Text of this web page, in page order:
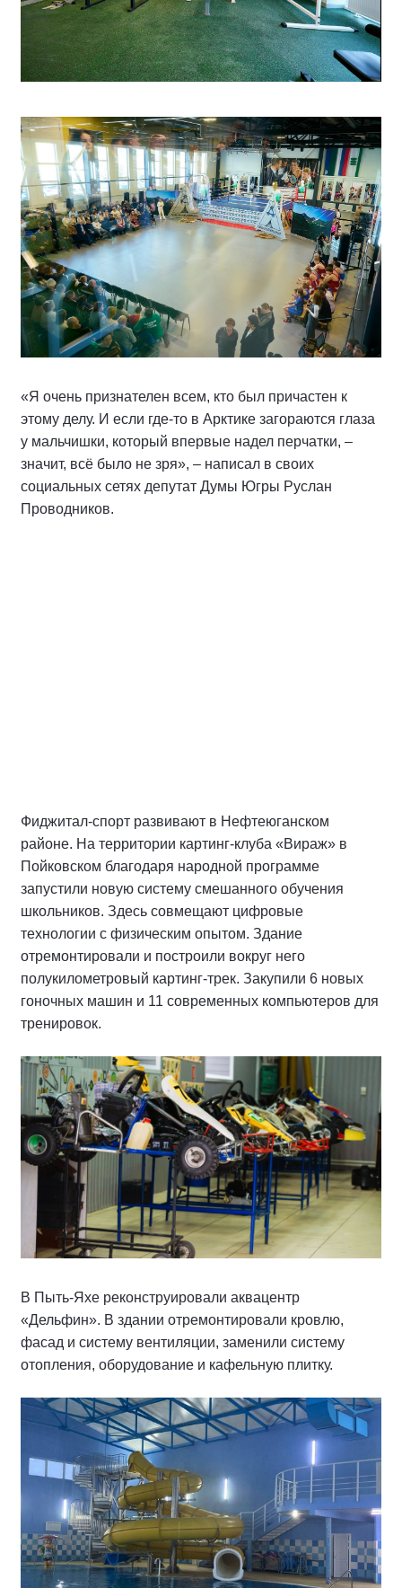
«Я очень признателен всем, кто был причастен к
этому делу. И если где-то в Арктике загораются глаза
у мальчишки, который впервые надел перчатки, –
значит, всё было не зря», – написал в своих
социальных сетях депутат Думы Югры Руслан
Проводников.
Фиджитал-спорт развивают в Нефтеюганском
районе. На территории картинг-клуба «Вираж» в
Пойковском благодаря народной программе
запустили новую систему смешанного обучения
школьников. Здесь совмещают цифровые
технологии с физическим опытом. Здание
отремонтировали и построили вокруг него
полукилометровый картинг-трек. Закупили 6 новых
гоночных машин и 11 современных компьютеров для
тренировок.
В Пыть-Яхе реконструировали аквацентр
«Дельфин». В здании отремонтировали кровлю,
фасад и систему вентиляции, заменили систему
отопления, оборудование и кафельную плитку.